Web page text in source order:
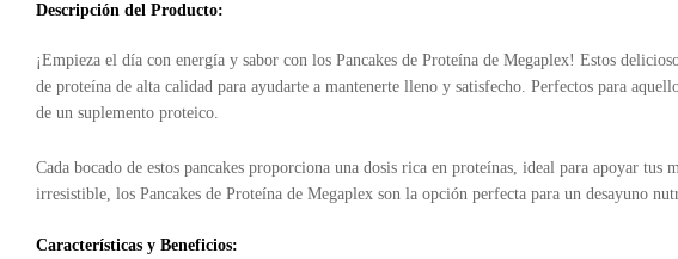
Descripción del Producto:
¡Empieza el día con energía y sabor con los Pancakes de Proteína de Megaplex! Estos
de proteína de alta calidad para ayudarte a mantenerte lleno y satisfecho. Perfectos para
de un suplemento proteico.
Cada bocado de estos pancakes proporciona una dosis rica en proteínas, ideal para apoyar
irresistible, los Pancakes de Proteína de Megaplex son la opción perfecta para un desayuno
Características y Beneficios: